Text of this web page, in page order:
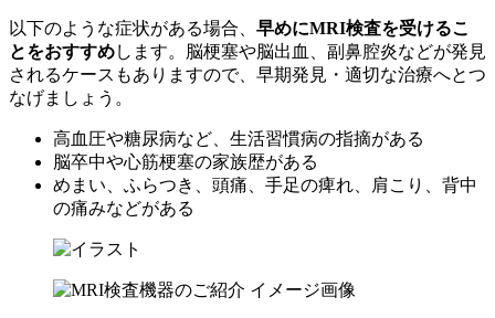
以下のような症状がある場合、 早めにMRI検査を受けるこ
とをおすすめします。脳梗塞や脳出血、副鼻腔炎などが発見
されるケースもありますので、早期発見・適切な治療へとつ
なげましょう。
高血圧や糖尿病など、生活習慣病の指摘がある
脳卒中や心筋梗塞の家族歴がある
めまい、ふらつき、頭痛、手足の痺れ、肩こり、背中
の痛みなどがある